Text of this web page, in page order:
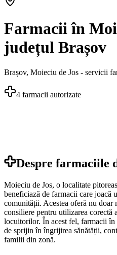
Farmacii în
județul Brașov
Brașov, Moieciu de Jos - servicii
4 farmacii autorizate
Despre farmaciile
Moieciu de Jos, o localitate
beneficiază de farmacii care joacă
comunității. Acestea oferă nu doar
consiliere pentru utilizarea corectă
locuitorilor. În acest fel, farmacii
de sprijin în îngrijirea sănătății,
familii din zonă.